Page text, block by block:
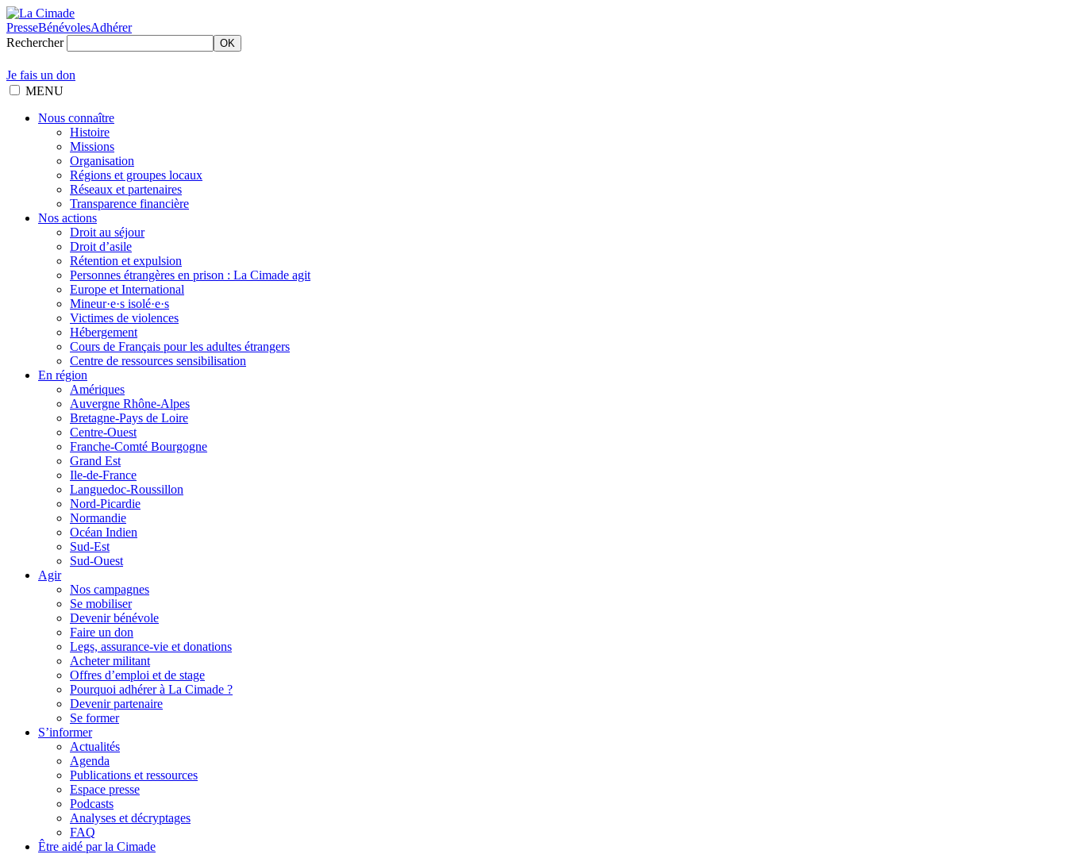
PresseBénévolesAdhérer
Rechercher
OK
Je fais un don
MENU
Nous connaître
Histoire
Missions
Organisation
Régions et groupes locaux
Réseaux et partenaires
Transparence financière
Nos actions
Droit au séjour
Droit d’asile
Rétention et expulsion
Personnes étrangères en prison : La Cimade agit
Europe et International
Mineur·e·s isolé·e·s
Victimes de violences
Hébergement
Cours de Français pour les adultes étrangers
Centre de ressources sensibilisation
En région
Amériques
Auvergne Rhône-Alpes
Bretagne-Pays de Loire
Centre-Ouest
Franche-Comté Bourgogne
Grand Est
Ile-de-France
Languedoc-Roussillon
Nord-Picardie
Normandie
Océan Indien
Sud-Est
Sud-Ouest
Agir
Nos campagnes
Se mobiliser
Devenir bénévole
Faire un don
Legs, assurance-vie et donations
Acheter militant
Offres d’emploi et de stage
Pourquoi adhérer à La Cimade ?
Devenir partenaire
Se former
S’informer
Actualités
Agenda
Publications et ressources
Espace presse
Podcasts
Analyses et décryptages
FAQ
Être aidé par la Cimade